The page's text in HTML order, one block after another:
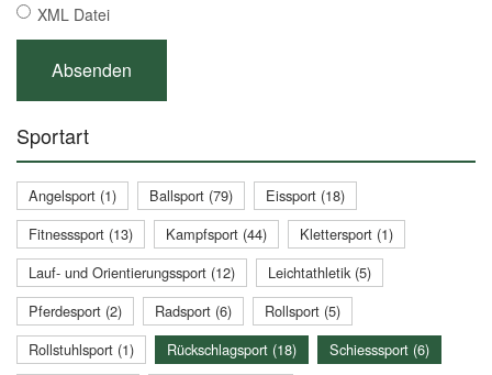
XML Datei
Sportart
Angelsport (1) Ballsport (79)
Eissport (18)
Fitnesssport (13)
Kampfsport (44)
Klettersport (1)
Lauf- und Orientierungssport (12)
Leichtathletik (5)
Pferdesport (2)
Radsport (6)
Rollsport (5)
Rollstuhlsport (1)
Rückschlagsport (18)
Schiesssport (6)